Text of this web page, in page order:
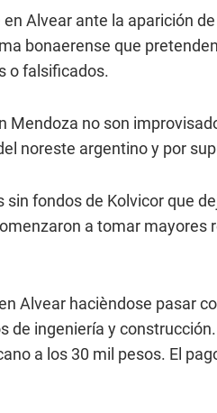
Alvear ante la aparición
bonaerense que
o falsificados.
no son
noreste argentino y por
sin fondos de Kolvicor que
a tomar mayores
Alvear hacièndose pasar
de ingeniería y
a los 30 mil pesos. El